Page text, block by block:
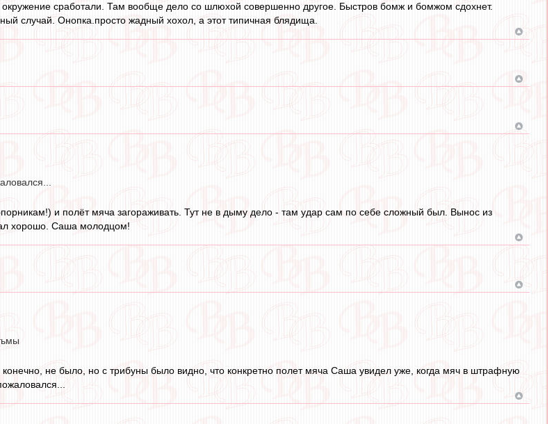
сработали. Там вообще дело со шлюхой совершенно другое. Быстров бомж и бомжом сдохнет.
случай. Онопка.просто жадный хохол, а этот типичная блядища.
и полёт мяча загораживать. Тут не в дыму дело - там удар сам по себе сложный был. Вынос из
хорошо. Саша молодцом!
не было, но с трибуны было видно, что конкретно полет мяча Саша увидел уже, когда мяч в штрафную